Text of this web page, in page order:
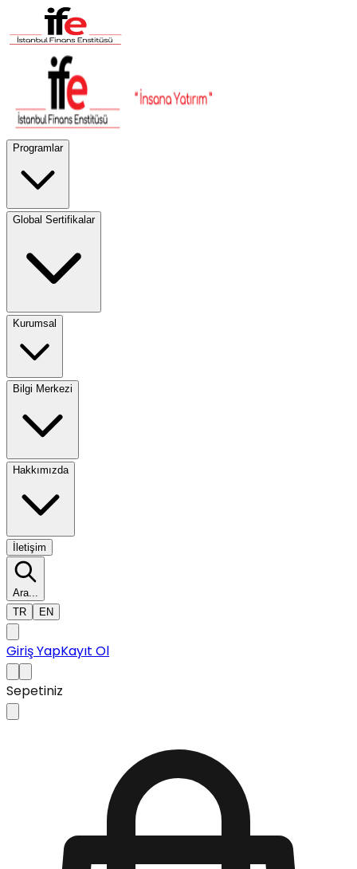
Programlar
Global Sertifikalar
Kurumsal
Bilgi Merkezi
Hakkımızda
İletişim
Ara...
TR
EN
Giriş YapKayıt Ol
Sepetiniz